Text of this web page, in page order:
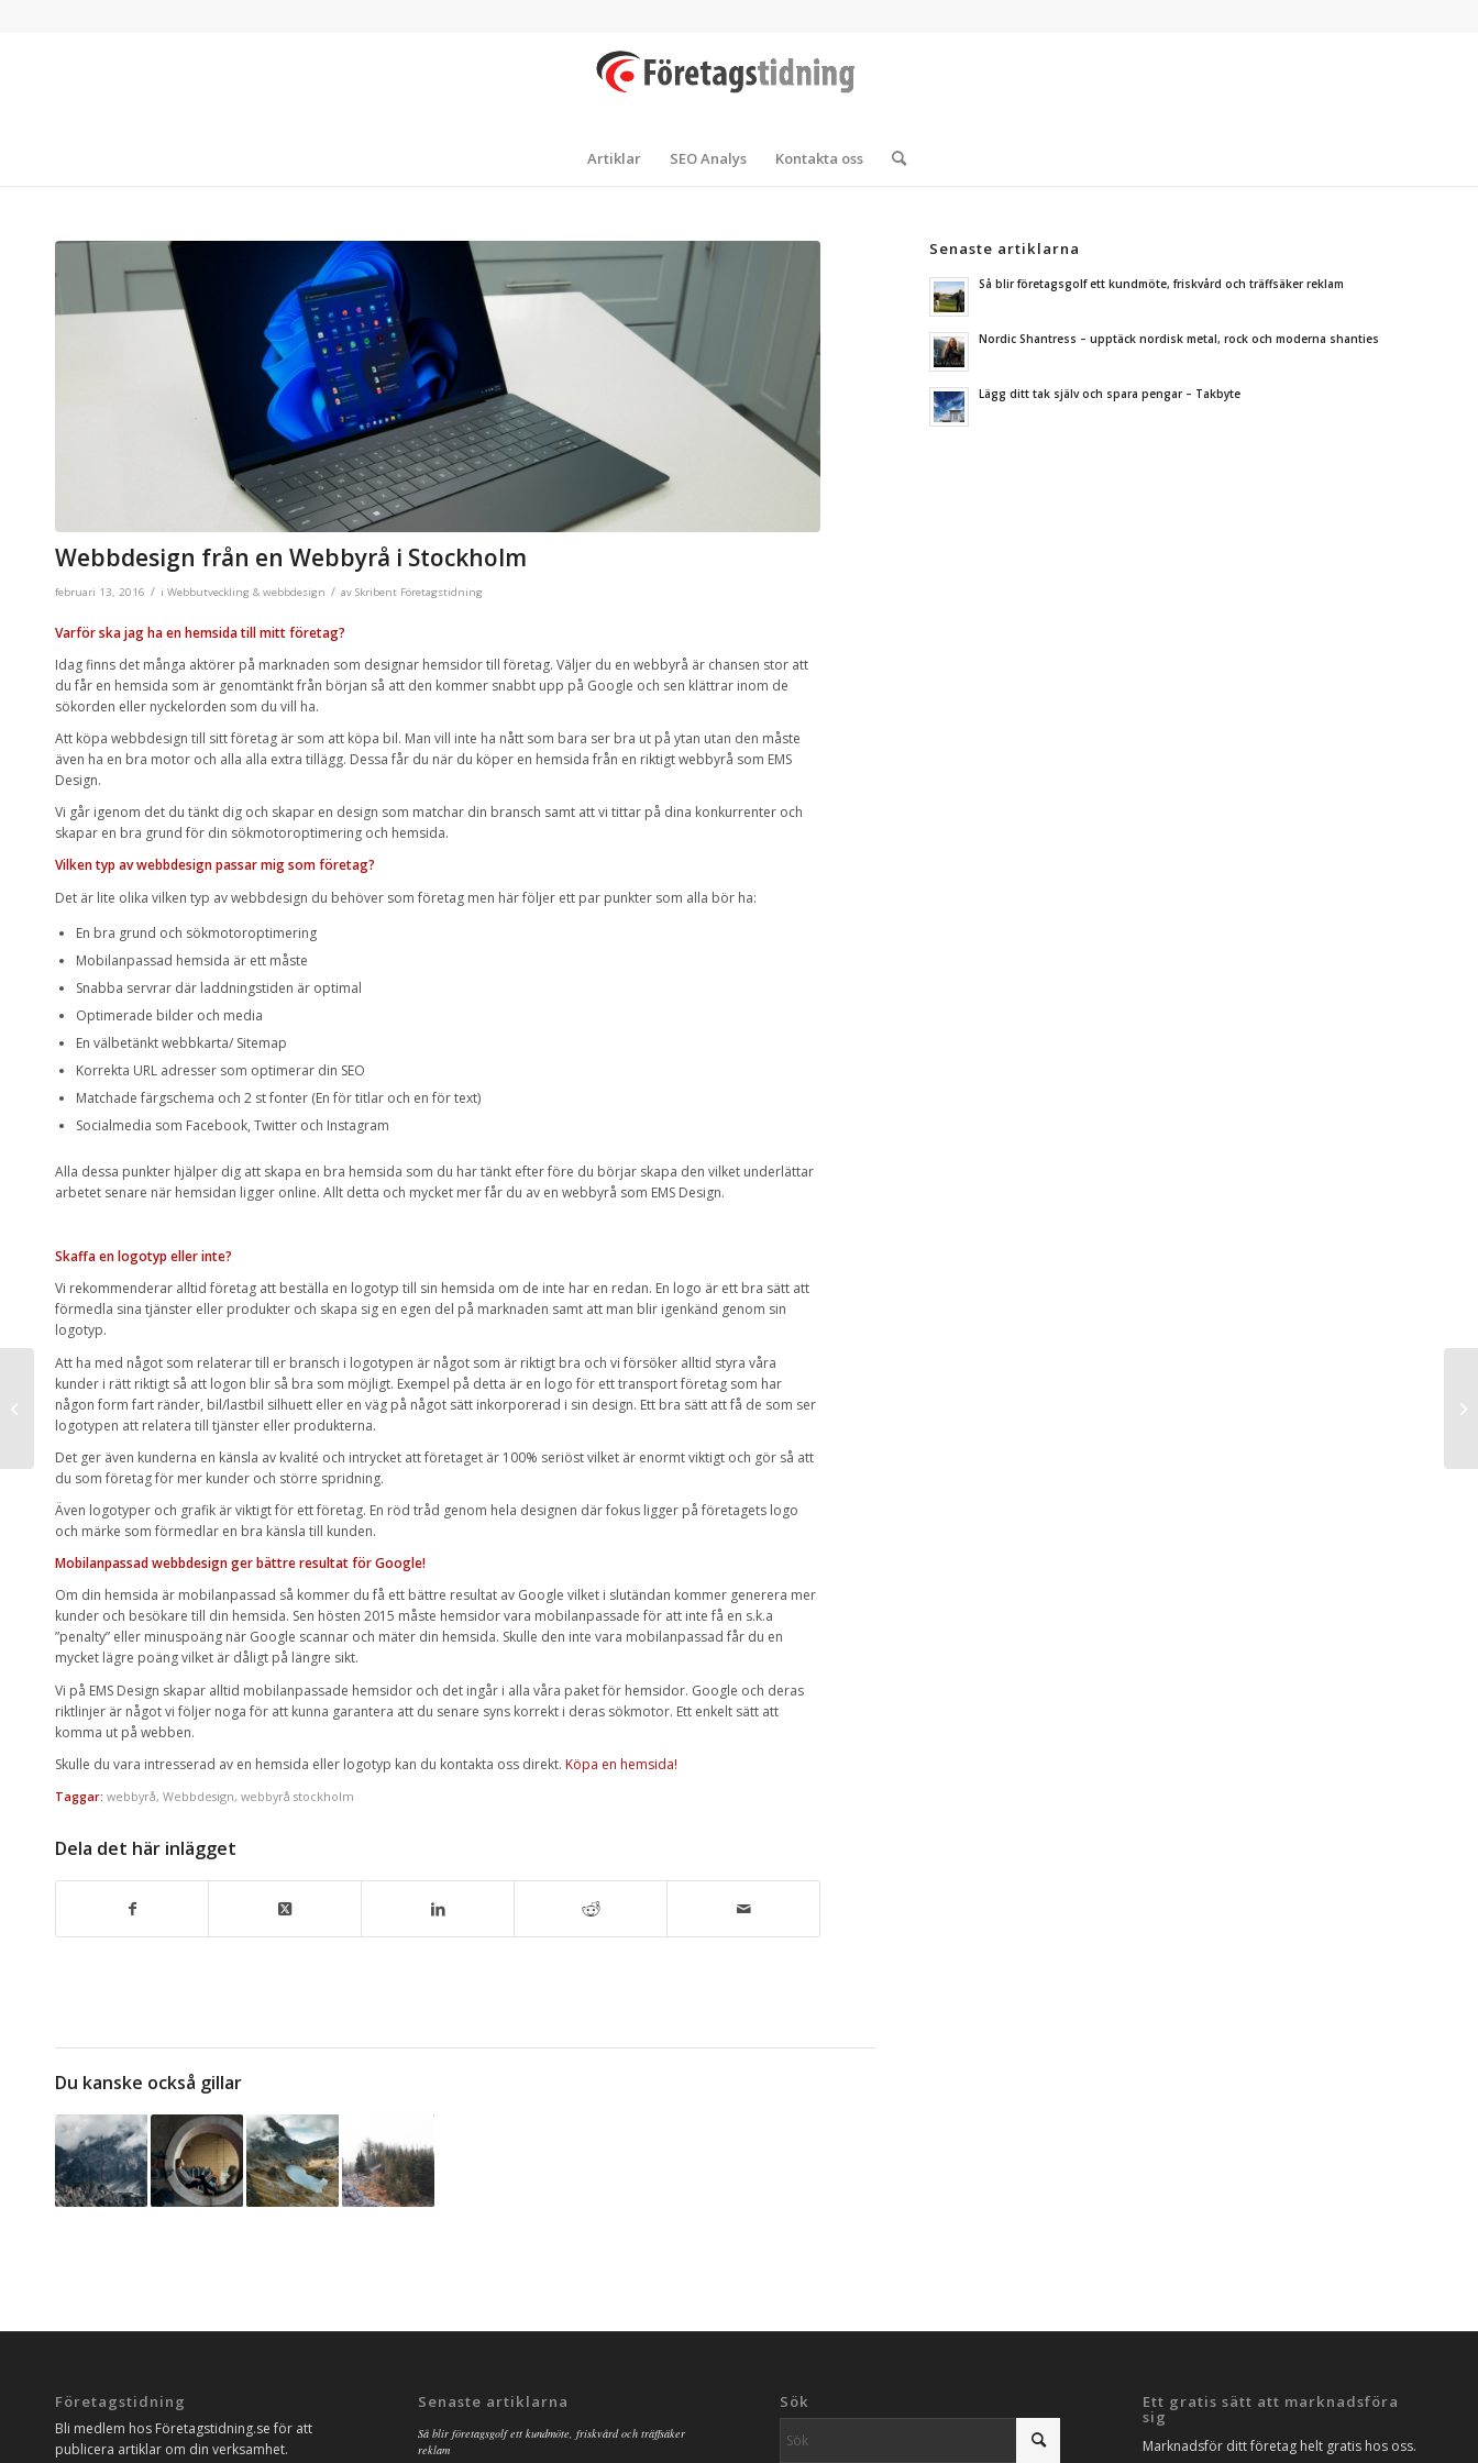
Artiklar SEO Analys Kontakta oss
Webbdesign från en Webbyrå i Stockholm
februari 13, 2016 / i Webbutveckling & webbdesign / av Skribent Företagstidning
Varför ska jag ha en hemsida till mitt företag?
Idag finns det många aktörer på marknaden som designar hemsidor till företag. Väljer du en webbyrå är chansen stor att
du får en hemsida som är genomtänkt från början så att den kommer snabbt upp på Google och sen klättrar inom de
sökorden eller nyckelorden som du vill ha.
Att köpa webbdesign till sitt företag är som att köpa bil. Man vill inte ha nått som bara ser bra ut på ytan utan den måste
även ha en bra motor och alla alla extra tillägg. Dessa får du när du köper en hemsida från en riktigt webbyrå som EMS
Design.
Vi går igenom det du tänkt dig och skapar en design som matchar din bransch samt att vi tittar på dina konkurrenter och
skapar en bra grund för din sökmotoroptimering och hemsida.
Vilken typ av webbdesign passar mig som företag?
Det är lite olika vilken typ av webbdesign du behöver som företag men här följer ett par punkter som alla bör ha:
En bra grund och sökmotoroptimering
Mobilanpassad hemsida är ett måste
Snabba servrar där laddningstiden är optimal
Optimerade bilder och media
En välbetänkt webbkarta/ Sitemap
Korrekta URL adresser som optimerar din SEO
Matchade färgschema och 2 st fonter (En för titlar och en för text)
Socialmedia som Facebook, Twitter och Instagram
Alla dessa punkter hjälper dig att skapa en bra hemsida som du har tänkt efter före du börjar skapa den vilket underlättar
arbetet senare när hemsidan ligger online. Allt detta och mycket mer får du av en webbyrå som EMS Design.
Skaffa en logotyp eller inte?
Vi rekommenderar alltid företag att beställa en logotyp till sin hemsida om de inte har en redan. En logo är ett bra sätt att
förmedla sina tjänster eller produkter och skapa sig en egen del på marknaden samt att man blir igenkänd genom sin
logotyp.
Att ha med något som relaterar till er bransch i logotypen är något som är riktigt bra och vi försöker alltid styra våra
kunder i rätt riktigt så att logon blir så bra som möjligt. Exempel på detta är en logo för ett transport företag som har
någon form fart ränder, bil/lastbil silhuett eller en väg på något sätt inkorporerad i sin design. Ett bra sätt att få de som ser
logotypen att relatera till tjänster eller produkterna.
Det ger även kunderna en känsla av kvalité och intrycket att företaget är 100% seriöst vilket är enormt viktigt och gör så att
du som företag för mer kunder och större spridning.
Även logotyper och grafik är viktigt för ett företag. En röd tråd genom hela designen där fokus ligger på företagets logo
och märke som förmedlar en bra känsla till kunden.
Mobilanpassad webbdesign ger bättre resultat för Google!
Om din hemsida är mobilanpassad så kommer du få ett bättre resultat av Google vilket i slutändan kommer generera mer
kunder och besökare till din hemsida. Sen hösten 2015 måste hemsidor vara mobilanpassade för att inte få en s.k.a
”penalty” eller minuspoäng när Google scannar och mäter din hemsida. Skulle den inte vara mobilanpassad får du en
mycket lägre poäng vilket är dåligt på längre sikt.
Vi på EMS Design skapar alltid mobilanpassade hemsidor och det ingår i alla våra paket för hemsidor. Google och deras
riktlinjer är något vi följer noga för att kunna garantera att du senare syns korrekt i deras sökmotor. Ett enkelt sätt att
komma ut på webben.
Skulle du vara intresserad av en hemsida eller logotyp kan du kontakta oss direkt. Köpa en hemsida!
Taggar: webbyrå, Webbdesign, webbyrå stockholm
Dela det här inlägget
Du kanske också gillar
Senaste artiklarna
Så blir företagsgolf ett kundmöte, friskvård och träffsäker reklam
Nordic Shantress – upptäck nordisk metal, rock och moderna shanties
Lägg ditt tak själv och spara pengar – Takbyte
Företagstidning
Bli medlem hos Företagstidning.se för att
publicera artiklar om din verksamhet.
Senaste artiklarna
Så blir företagsgolf ett kundmöte, friskvård och träffsäker
reklam
Sök Ett gratis sätt att marknadsföra
sig
Marknadsför ditt företag helt gratis hos oss.
Audi A4 2.0 Tfsi Quattro
2011 – En sjukt bra bil